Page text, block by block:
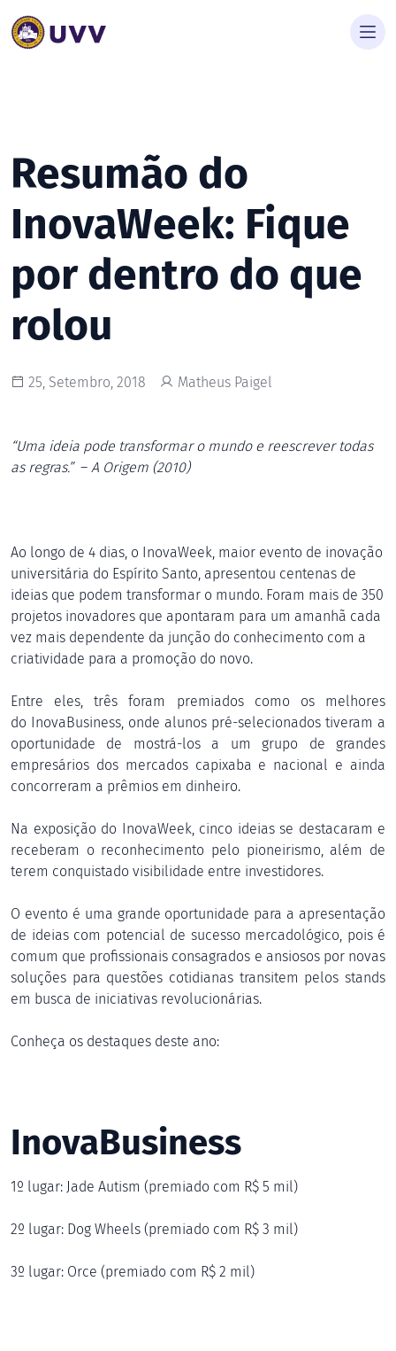
Resumão do
InovaWeek: Fique
por dentro do que
rolou
25, Setembro, 2018 Matheus Paigel
“Uma ideia pode transformar o mundo e reescrevertodas
as regras.”– A Origem (2010)
Ao longo de 4 dias, o InovaWeek, maior evento de inovação
universitária do Espírito Santo, apresentou centenas de
ideias que podem transformar o mundo. Foram mais de 350
projetos inovadores que apontaram para um amanhã cada
vez mais dependente da junção do conhecimento com a
criatividade para a promoção do novo.
Entre eles, três foram premiados como os melhores
do InovaBusiness, onde alunos pré-selecionados tiveram a
oportunidade de mostrá-los a um grupo de grandes
empresários dos mercados capixaba e nacional e ainda
concorreram a prêmios em dinheiro.
Na exposição do InovaWeek, cinco ideias se destacaram e
receberam o reconhecimento pelo pioneirismo, além de
terem conquistado visibilidade entre investidores.
O evento é uma grande oportunidade para a apresentação
de ideias com potencial de sucesso mercadológico, pois é
comum que profissionais consagrados e ansiosos por novas
soluções para questões cotidianas transitem pelos stands
em busca de iniciativas revolucionárias.
Conheça os destaques deste ano:
InovaBusiness
1º lugar: Jade Autism (premiado com R$ 5 mil)
2º lugar: Dog Wheels (premiado com R$ 3 mil)
3º lugar: Orce (premiado com R$ 2 mil)